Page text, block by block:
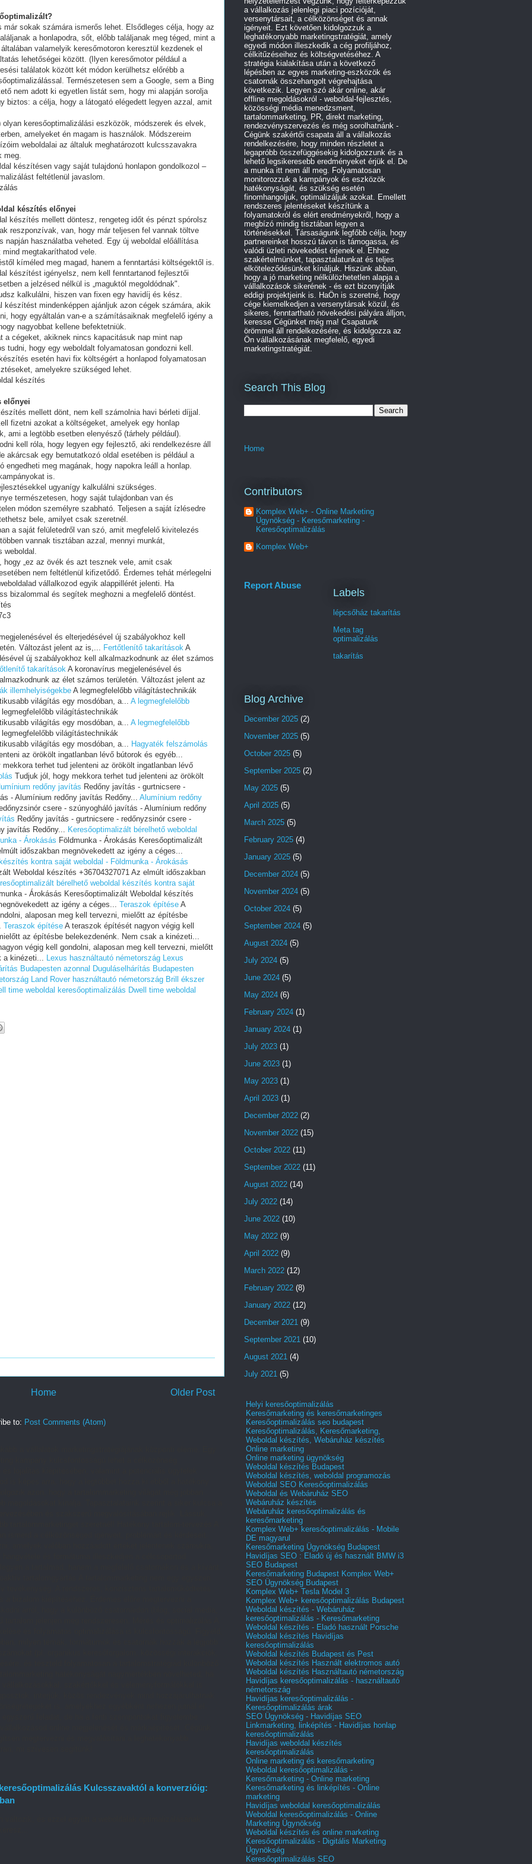
sokak számára ismerős lehet. Elsődleges célja, hogy az
a honlapodra, sőt, előbb találjanak meg téged, mint a
valamelyik keresőmotoron keresztül kezdenek el
lehetőségei között. (Ilyen keresőmotor például a
találatok között két módon kerülhetsz előrébb a
Természetesen sem a Google, sem a Bing
nem adott ki egyetlen listát sem, hogy mi alapján sorolja
biztos: a célja, hogy a látogató elégedett legyen azzal, amit
keresőoptimalizálási eszközök, módszerek és elvek,
amelyeket én magam is használok. Módszereim
weboldalai az általuk meghatározott kulcsszavakra
meg.
készítésen vagy saját tulajdonú honlapon gondolkozol –
feltétlenül javaslom.
készítés előnyei
készítés mellett döntesz, rengeteg időt és pénzt spórolsz
reszponzívak, van, hogy már teljesen fel vannak töltve
napján használatba veheted. Egy új weboldal előállítása
megtakaríthatod vele.
kíméled meg magad, hanem a fenntartási költségektől is.
készítést igényelsz, nem kell fenntartanod fejlesztői
a jelzésed nélkül is „maguktól megoldódnak".
kalkulálni, hiszen van fixen egy havidíj és kész.
készítést mindenképpen ajánljuk azon cégek számára, akik
hogy egyáltalán van-e a számításaiknak megfelelő igény a
nagyobbat kellene befektetniük.
a cégeket, akiknek nincs kapacitásuk nap mint nap
tudni, hogy egy weboldalt folyamatosan gondozni kell.
esetén havi fix költségért a honlapod folyamatosan
amelyekre szükséged lehet.
készítés
előnyei
mellett dönt, nem kell számolnia havi bérleti díjjal.
fizetni azokat a költségeket, amelyek egy honlap
ami a legtöbb esetben elenyésző (tárhely például).
kell róla, hogy legyen egy fejlesztő, aki rendelkezésre áll
akárcsak egy bemutatkozó oldal esetében is például a
engedheti meg magának, hogy napokra leáll a honlap.
is.
ugyanígy kalkulálni szükséges.
természetesen, hogy saját tulajdonban van és
módon személyre szabható. Teljesen a saját ízlésedre
bele, amilyet csak szeretnél.
a saját felületedről van szó, amit megfelelő kivitelezés
vannak tisztában azzal, mennyi munkát,
weboldal.
„ez az övék és azt tesznek vele, amit csak
nem feltétlenül kifizetődő. Érdemes tehát mérlegelni
vállalkozod egyik alappillérét jelenti. Ha
bizalommal és segítek meghozni a megfelelő döntést.
és elterjedésével új szabályokhoz kell
Változást jelent az is,... Fertőtlenítő takarítások A
új szabályokhoz kell alkalmazkodnunk az élet számos
takarítások A koronavírus megjelenésével és
az élet számos területén. Változást jelent az
illemhelyiségekbe A legmegfelelőbb világítástechnikák
világítás egy mosdóban, a... A legmegfelelőbb
legmegfelelőbb világítástechnikák
világítás egy mosdóban, a... A legmegfelelőbb
legmegfelelőbb világítástechnikák
világítás egy mosdóban, a... Hagyaték felszámolás
az örökölt ingatlanban lévő bútorok és egyéb...
terhet tud jelenteni az örökölt ingatlanban lévő
Tudjuk jól, hogy mekkora terhet tud jelenteni az örökölt
redőny javítás Redőny javítás - gurtnicsere -
- Alumínium redőny javítás Redőny... Alumínium redőny
csere - szúnyogháló javítás - Alumínium redőny
Redőny javítás - gurtnicsere - redőnyzsinór csere -
javítás Redőny... Keresőoptimalizált bérelhető weboldal
- Árokásás Földmunka - Árokásás Keresőoptimalizált
időszakban megnövekedett az igény a céges...
kontra saját weboldal - Földmunka - Árokásás
Weboldal készítés +36704327071 Az elmúlt időszakban
bérelhető weboldal készítés kontra saját
- Árokásás Keresőoptimalizált Weboldal készítés
az igény a céges... Teraszok építése A
alaposan meg kell tervezni, mielőtt az építésbe
Teraszok építése A teraszok építését nagyon végig kell
az építésbe belekezdenénk. Nem csak a kinézeti...
végig kell gondolni, alaposan meg kell tervezni, mielőtt
a kinézeti... Lexus használtautó németország Lexus
Budapesten azonnal Duguláselhárítás Budapesten
Land Rover használtautó németország Brill ékszer
time weboldal keresőoptimalizálás Dwell time weboldal
Older Post
Home
to: Post Comments (Atom)
Kulcsszavaktól a konverzióig:
a vállalkozás jelenlegi piaci pozícióját,
versenytársait, a célközönséget és annak
igényeit. Ezt követően kidolgozzuk a
leghatékonyabb marketingstratégiát, amely
egyedi módon illeszkedik a cég profiljához,
célkitűzéseihez és költségvetéséhez. A
stratégia kialakítása után a következő
lépésben az egyes marketing-eszközök és
csatornák összehangolt végrehajtása
következik. Legyen szó akár online, akár
offline megoldásokról - weboldal-fejlesztés,
közösségi média menedzsment,
tartalommarketing, PR, direkt marketing,
rendezvényszervezés és még sorolhatnánk -
Cégünk szakértői csapata áll a vállalkozás
rendelkezésére, hogy minden részletet a
legapróbb összefüggésekig kidolgozzunk és a
lehető legsikeresebb eredményeket érjük el. De
a munka itt nem áll meg. Folyamatosan
monitorozzuk a kampányok és eszközök
hatékonyságát, és szükség esetén
finomhangoljuk, optimalizáljuk azokat. Emellett
rendszeres jelentéseket készítünk a
folyamatokról és elért eredményekről, hogy a
megbízó mindig tisztában legyen a
történésekkel. Társaságunk legfőbb célja, hogy
partnereinket hosszú távon is támogassa, és
valódi üzleti növekedést érjenek el. Ehhez
szakértelmünket, tapasztalatunkat és teljes
elköteleződésünket kínáljuk. Hiszünk abban,
hogy a jó marketing nélkülözhetetlen alapja a
vállalkozások sikerének - és ezt bizonyítják
eddigi projektjeink is. HaÖn is szeretné, hogy
cége kiemelkedjen a versenytársak közül, és
sikeres, fenntartható növekedési pályára álljon,
keresse Cégünket még ma! Csapatunk
örömmel áll rendelkezésére, és kidolgozza az
Ön vállalkozásának megfelelő, egyedi
marketingstratégiát.
Search This Blog
Home
Contributors
Komplex Web+ - Online Marketing
Ügynökség - Keresőmarketing -
Keresőoptimalizálás
Komplex Web+
Report Abuse
Labels
lépcsőház takarítás
Meta tag
optimalizálás
takarítás
Blog Archive
December 2025 (2)
November 2025 (5)
October 2025 (5)
September 2025 (2)
May 2025 (5)
April 2025 (5)
March 2025 (5)
February 2025 (4)
January 2025 (5)
December 2024 (5)
November 2024 (5)
October 2024 (5)
September 2024 (5)
August 2024 (5)
July 2024 (5)
June 2024 (5)
May 2024 (6)
February 2024 (1)
January 2024 (1)
July 2023 (1)
June 2023 (1)
May 2023 (1)
April 2023 (1)
December 2022 (2)
November 2022 (15)
October 2022 (11)
September 2022 (11)
August 2022 (14)
July 2022 (14)
June 2022 (10)
May 2022 (9)
April 2022 (9)
March 2022 (12)
February 2022 (8)
January 2022 (12)
December 2021 (9)
September 2021 (10)
August 2021 (4)
July 2021 (5)
Helyi keresőoptimalizálás
Keresőmarketing és keresőmarketinges
Keresőoptimalizálás seo budapest
Keresőoptimalizálás, Keresőmarketing,
Weboldal készítés, Webáruház készítés
Online marketing
Online marketing ügynökség
Weboldal készítés Budapest
Weboldal készítés, weboldal programozás
Weboldal SEO Keresőoptimalizálás
Weboldal és Webáruház SEO
Webáruház készítés
Webáruház keresőoptimalizálás és
keresőmarketing
Komplex Web+ keresőoptimalizálás - Mobile
DE magyarul
Keresőmarketing Ügynökség Budapest
Havidíjas SEO : Eladó új és használt BMW i3
SEO Budapest
Keresőmarketing Budapest Komplex Web+
SEO Ügynökség Budapest
Komplex Web+ Tesla Model 3
Komplex Web+ keresőoptimalizálás Budapest
Weboldal készítés - Webáruház
keresőoptimalizálás - Keresőmarketing
Weboldal készítés - Eladó használt Porsche
Weboldal készítés Havidíjas
keresőoptimalizálás
Weboldal készítés Budapest és Pest
Weboldal készítés Használt elektromos autó
Weboldal készítés Használtautó németország
Havidíjas keresőoptimalizálás - használtautó
németország
Havidíjas keresőoptimalizálás -
Keresőoptimalizálás árak
SEO Ügynökség - Havidíjas SEO
Linkmarketing, linképítés - Havidíjas honlap
keresőoptimalizálás
Havidíjas weboldal készítés
keresőoptimalizálás
Online marketing és keresőmarketing
Weboldal keresőoptimalizálás -
Keresőmarketing - Online marketing
Keresőmarketing és linképítés - Online
marketing
Havidíjas weboldal keresőoptimalizálás
Weboldal keresőoptimalizálás - Online
Marketing Ügynökség
Weboldal készítés és online marketing
Keresőoptimalizálás - Digitális Marketing
Ügynökség
Keresőoptimalizálás SEO